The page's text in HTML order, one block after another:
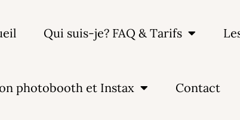
Qui suis-je? FAQ & Tarifs
photobooth et Instax Contact